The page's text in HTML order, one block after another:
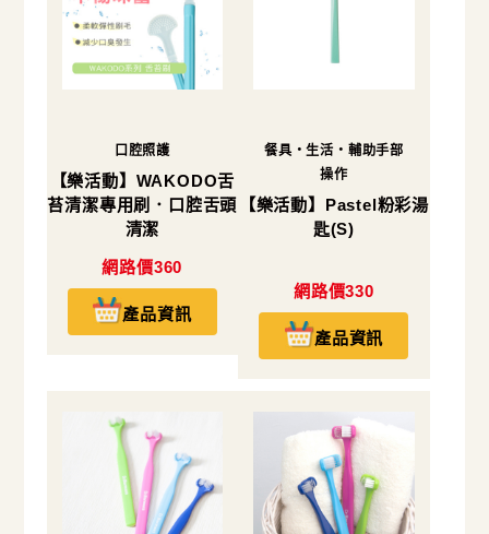
口腔照護
【樂活動】WAKODO舌
苔清潔專用刷．口腔舌頭
清潔
網路價360
產品資訊
餐具・生活・輔助手部
操作
【樂活動】Pastel粉彩湯
匙(S)
網路價330
產品資訊